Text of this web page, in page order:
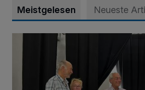
Meistgelesen Neueste
„Der Bedarf ist weiterhin hoch“